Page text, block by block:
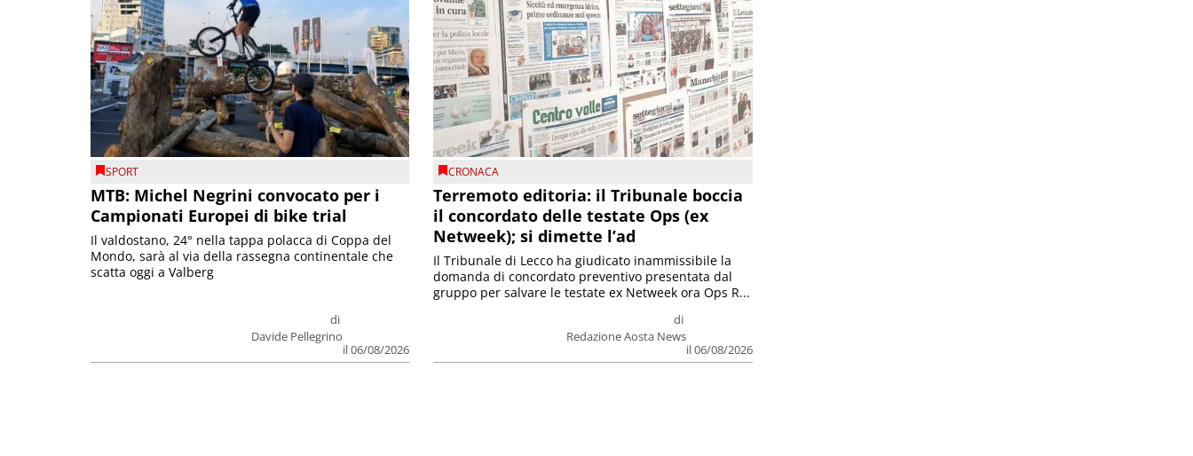
SPORT
MTB: Michel Negrini convocato per i
Campionati Europei di bike trial
di
Davide Pellegrino
il 06/08/2026
Il valdostano, 24° nella tappa polacca di Coppa del
Mondo, sarà al via della rassegna continentale che
scatta oggi a Valberg
CRONACA
Terremoto editoria: il Tribunale boccia
il concordato delle testate Ops (ex
Netweek); si dimette l’ad
di
Redazione Aosta News
il 06/08/2026
Il Tribunale di Lecco ha giudicato inammissibile la
domanda di concordato preventivo presentata dal
gruppo per salvare le testate ex Netweek ora Ops R...